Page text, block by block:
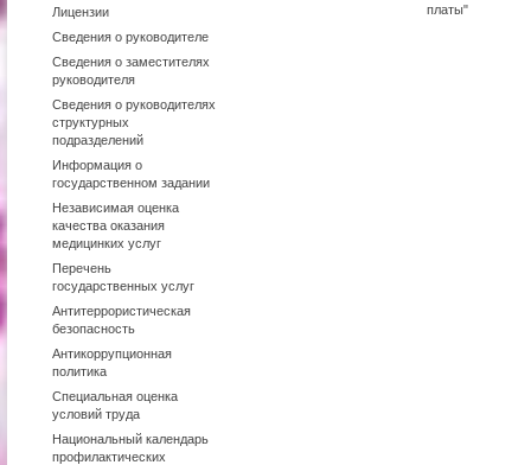
Лицензии
Сведения о руководителе
Сведения о заместителях
руководителя
Сведения о руководителях
структурных
подразделений
Информация о
государственном задании
Независимая оценка
качества оказания
медицинких услуг
Перечень
государственных услуг
Антитеррористическая
безопасность
Антикоррупционная
политика
Специальная оценка
условий труда
Национальный календарь
профилактических
платы"